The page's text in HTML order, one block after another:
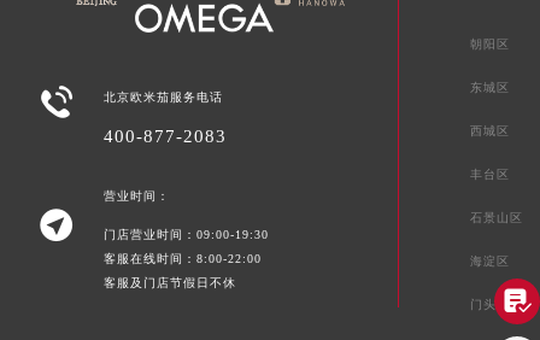
 北京欧米茄服务电话
400-877-2083

营业时间：
门店营业时间：09:00-19:30
客服在线时间：8:00-22:00
客服及门店节假日不休
朝阳区
东城区
西城区
丰台区
石景山区
海淀区
门头沟区
